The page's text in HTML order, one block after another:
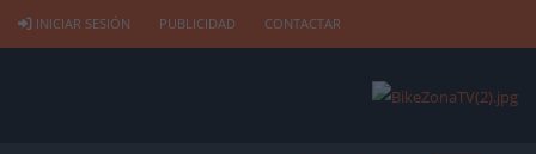
INICIAR SESIÓN PUBLICIDAD CONTACTAR